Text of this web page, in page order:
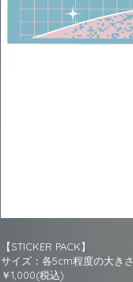
【STICKER PACK】
サイズ：各5cm程度の大きさ
￥1,000(税込)